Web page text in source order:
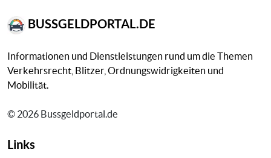
BUSSGELDPORTAL.DE
Informationen und Dienstleistungen rund um die Themen
Verkehrsrecht, Blitzer, Ordnungswidrigkeiten und
Mobilität.
© 2026 Bussgeldportal.de
Links